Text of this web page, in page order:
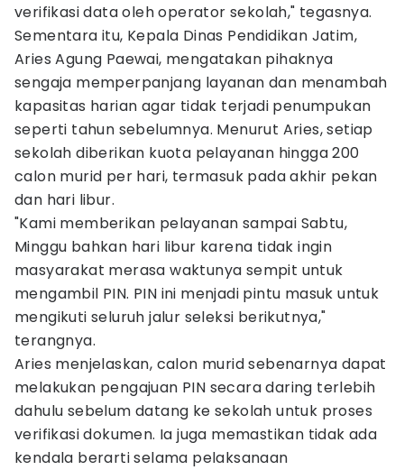
verifikasi data oleh operator sekolah," tegasnya.
Sementara itu, Kepala Dinas Pendidikan Jatim,
Aries Agung Paewai, mengatakan pihaknya
sengaja memperpanjang layanan dan menambah
kapasitas harian agar tidak terjadi penumpukan
seperti tahun sebelumnya. Menurut Aries, setiap
sekolah diberikan kuota pelayanan hingga 200
calon murid per hari, termasuk pada akhir pekan
dan hari libur.
"Kami memberikan pelayanan sampai Sabtu,
Minggu bahkan hari libur karena tidak ingin
masyarakat merasa waktunya sempit untuk
mengambil PIN. PIN ini menjadi pintu masuk untuk
mengikuti seluruh jalur seleksi berikutnya,"
terangnya.
Aries menjelaskan, calon murid sebenarnya dapat
melakukan pengajuan PIN secara daring terlebih
dahulu sebelum datang ke sekolah untuk proses
verifikasi dokumen. Ia juga memastikan tidak ada
kendala berarti selama pelaksanaan